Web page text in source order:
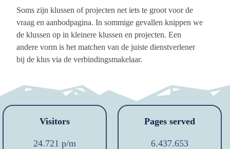
Soms zijn klussen of projecten net iets te groot voor de
vraag en aanbodpagina. In sommige gevallen knippen we
de klussen op in kleinere klussen en projecten. Een
andere vorm is het matchen van de juiste dienstverlener
bij de klus via de verbindingsmakelaar.
Visitors
24.721 p/m
Pages served
6.437.653